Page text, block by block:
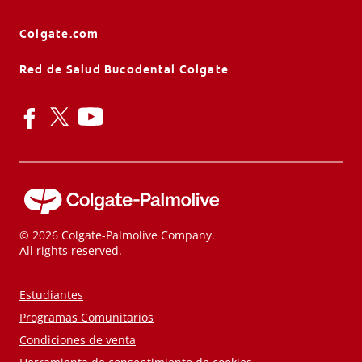
Colgate.com
Red de Salud Bucodental Colgate
© 2026 Colgate-Palmolive Company.
All rights reserved.
Estudiantes
Programas Comunitarios
Condiciones de venta